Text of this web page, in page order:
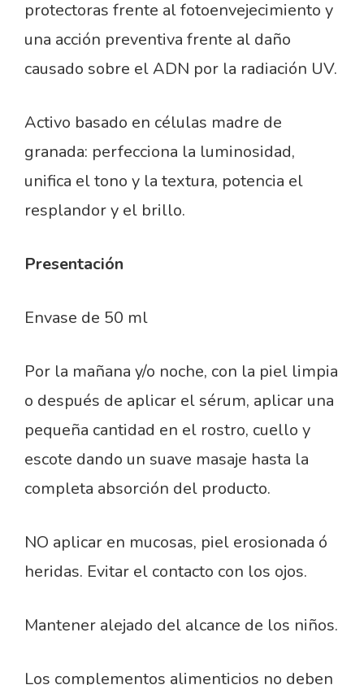
protectoras frente al fotoenvejecimiento y
una acción preventiva frente al daño
causado sobre el ADN por la radiación UV.
Activo basado en células madre de
granada: perfecciona la luminosidad,
unifica el tono y la textura, potencia el
resplandor y el brillo.
Presentación
Envase de 50 ml
Por la mañana y/o noche, con la piel limpia
o después de aplicar el sérum, aplicar una
pequeña cantidad en el rostro, cuello y
escote dando un suave masaje hasta la
completa absorción del producto.
NO aplicar en mucosas, piel erosionada ó
heridas. Evitar el contacto con los ojos.
Mantener alejado del alcance de los niños.
Los complementos alimenticios no deben